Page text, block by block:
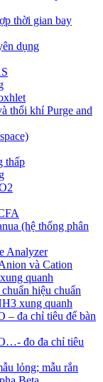
thời gian bay
dụng
thổi khí Purge and
thấp
(hệ thống phân
Analyzer
và Cation
quanh
hiệu chuẩn
xung quanh
– đa chỉ tiêu để bàn
đo đa chỉ tiêu
lỏng; mẫu rắn